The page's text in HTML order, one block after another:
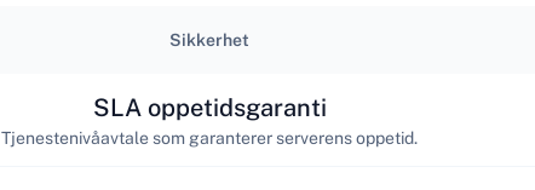
Sikkerhet
SLA oppetidsgaranti
Tjenestenivåavtale som garanterer serverens oppetid.